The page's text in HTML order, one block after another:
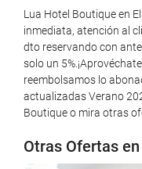
Pesca
Bem-estar
Toalhas de praia/
Solário
Ginásio
Lua Hotel Boutique en
inmediata, atención al
dto reservando con
solo un
reembolsamos lo
actualizadas Verano
Boutique o mira otras
Otras Ofertas